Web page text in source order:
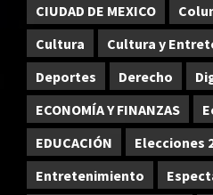
CIUDAD DE MEXICO
Cultura
Cultura y
Deportes
Derecho
ECONOMÍA Y FINANZAS
EDUCACIÓN
Elecciones
Entretenimiento